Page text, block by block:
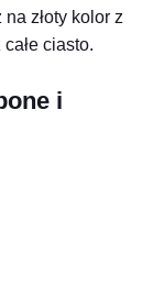
złoty kolor z
ciasto.
i